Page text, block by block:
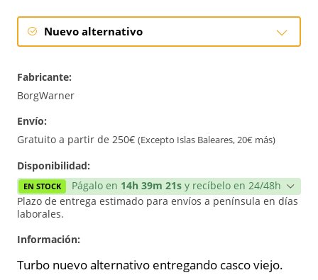
Nuevo alternativo
Fabricante:
BorgWarner
Envío:
Gratuito a partir de 250€ (Excepto Islas Baleares, 20€ más)
Disponibilidad:
EN STOCK Págalo en 14h 39m 21s y recíbelo en 24/48h
Plazo de entrega estimado para envíos a península en días
laborales.
Información:
Turbo nuevo alternativo entregando casco viejo.